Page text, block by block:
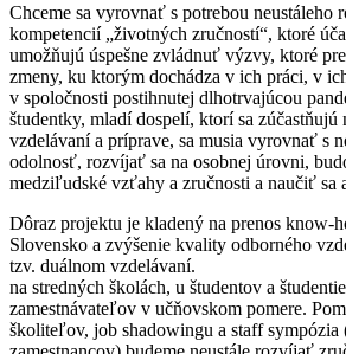
Chceme sa vyrovnať s potrebou neustáleho
kompetencií „životných zručností“, ktoré
umožňujú úspešne zvládnuť výzvy, ktoré
zmeny, ku ktorým dochádza v ich práci, v
v spoločnosti postihnutej dlhotrvajúcou
študentky, mladí dospelí, ktorí sa zúčastňujú
vzdelávaní a príprave, sa musia vyrovnať s
odolnosť, rozvíjať sa na osobnej úrovni,
medziľudské vzťahy a zručnosti a naučiť sa
Dôraz projektu je kladený na prenos know-
Slovensko a zvýšenie kvality odborného
tzv. duálnom vzdelávaní.
na stredných školách, u študentov a
zamestnávateľov v učňovskom pomere.
školiteľov, job shadowingu a staff sympózia